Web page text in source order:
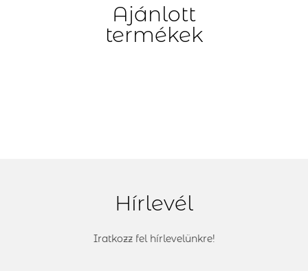
Ajánlott
termékek
Hírlevél
Iratkozz fel hírlevelünkre!